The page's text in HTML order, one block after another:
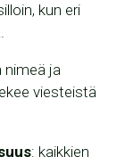
kun eri
nimeä ja
viesteistä
: kaikkien